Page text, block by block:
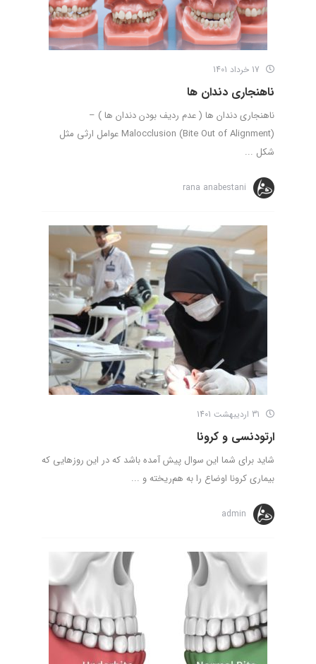
ناهنجاری دندان ها
ناهنجاری دندان ها ( عدم ردیف بودن دندان ها ) –
(Malocclusion (Bite Out of Alignment عوامل ارثی مثل
شکل ...
rana anabestani
ارتودنسی و کرونا
شاید برای شما این سوال پیش آمده باشد که در این روزهایی که
بیماری کرونا اوضاع را به هم‌ریخته و ...
admin